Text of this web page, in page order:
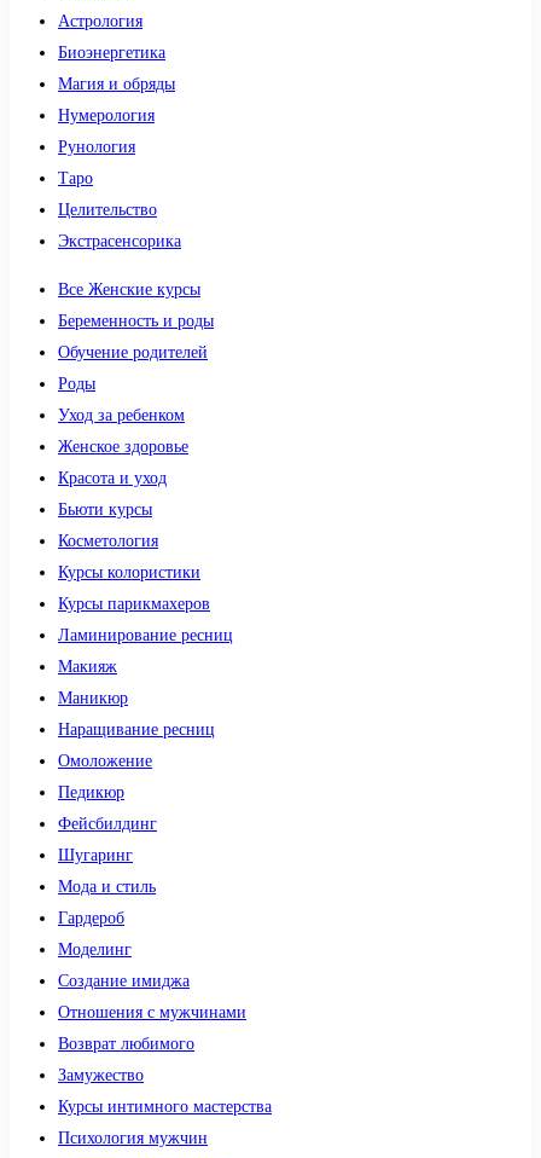
Астрология
Биоэнергетика
Магия и обряды
Нумерология
Рунология
Таро
Целительство
Экстрасенсорика
Все Женские курсы
Беременность и роды
Обучение родителей
Роды
Уход за ребенком
Женское здоровье
Красота и уход
Бьюти курсы
Косметология
Курсы колористики
Курсы парикмахеров
Ламинирование ресниц
Макияж
Маникюр
Наращивание ресниц
Омоложение
Педикюр
Фейсбилдинг
Шугаринг
Мода и стиль
Гардероб
Моделинг
Создание имиджа
Отношения с мужчинами
Возврат любимого
Замужество
Курсы интимного мастерства
Психология мужчин